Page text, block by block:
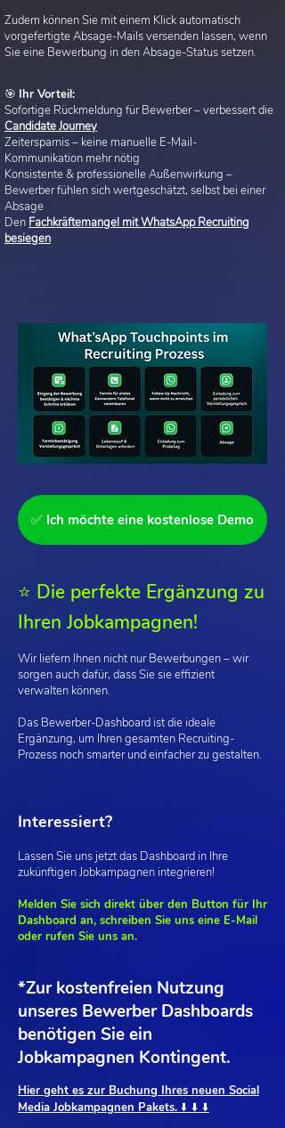
Zudem können Sie mit einem Klick automatisch
vorgefertigte Absage-Mails versenden lassen, wenn
Sie eine Bewerbung in den Absage-Status setzen.
🎯 Ihr Vorteil:
Sofortige Rückmeldung für Bewerber – verbessert die
Candidate Journey
Zeitersparnis – keine manuelle E-Mail-
Kommunikation mehr nötig
Konsistente & professionelle Außenwirkung –
Bewerber fühlen sich wertgeschätzt, selbst bei einer
Absage
Den Fachkräftemangel mit WhatsApp Recruiting
besiegen
✅ Ich möchte eine kostenlose Demo
⭐️ Die perfekte Ergänzung zu
Ihren Jobkampagnen!
Wir liefern Ihnen nicht nur Bewerbungen – wir
sorgen auch dafür, dass Sie sie effizient
verwalten können.
Das Bewerber-Dashboard ist die ideale
Ergänzung, um Ihren gesamten Recruiting-
Prozess noch smarter und einfacher zu gestalten.
Interessiert?
Lassen Sie uns jetzt das Dashboard in Ihre
zukünftigen Jobkampagnen integrieren!
Melden Sie sich direkt über den Button für Ihr
Dashboard an, schreiben Sie uns eine E-Mail
oder rufen Sie uns an.
*Zur kostenfreien Nutzung
unseres Bewerber Dashboards
benötigen Sie ein
Jobkampagnen Kontingent.
Hier geht es zur Buchung Ihres neuen Social
Media Jobkampagnen Pakets. ⬇️ ⬇️ ⬇️